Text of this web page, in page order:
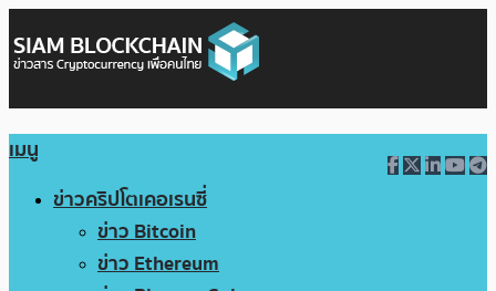
เมนู
ข่าวคริปโตเคอเรนซี่
ข่าว Bitcoin
ข่าว Ethereum